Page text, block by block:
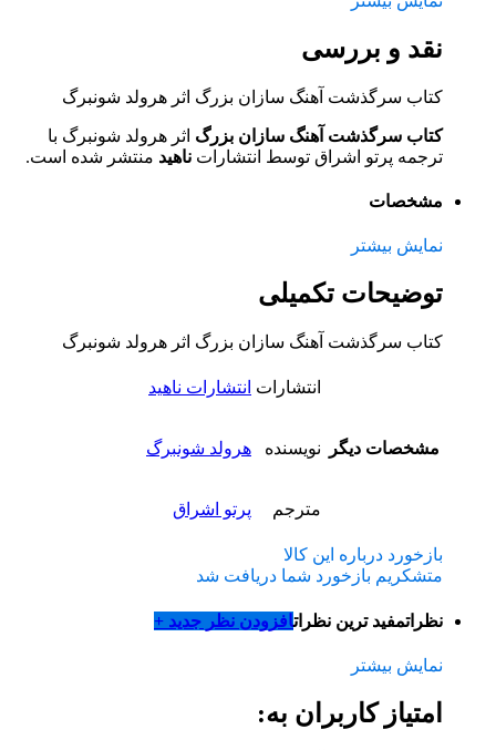
نقد و بررسی
کتاب سرگذشت آهنگ سازان بزرگ اثر هرولد شونبرگ
کتاب سرگذشت آهنگ سازان بزرگ اثر هرولد شونبرگ با
ترجمه پرتو اشراق توسط انتشارات ناهید منتشر شده است.
مشخصات
نمایش بیشتر
توضیحات تکمیلی
کتاب سرگذشت آهنگ سازان بزرگ اثر هرولد شونبرگ
مشخصات دیگر
انتشارات انتشارات ناهید
نویسنده هرولد شونبرگ
مترجم پرتو اشراق
بازخورد درباره این کالا
متشکریم بازخورد شما دریافت شد
نظراتمفید ترین نظراتافزودن نظر جدید +
نمایش بیشتر
امتیاز کاربران به: